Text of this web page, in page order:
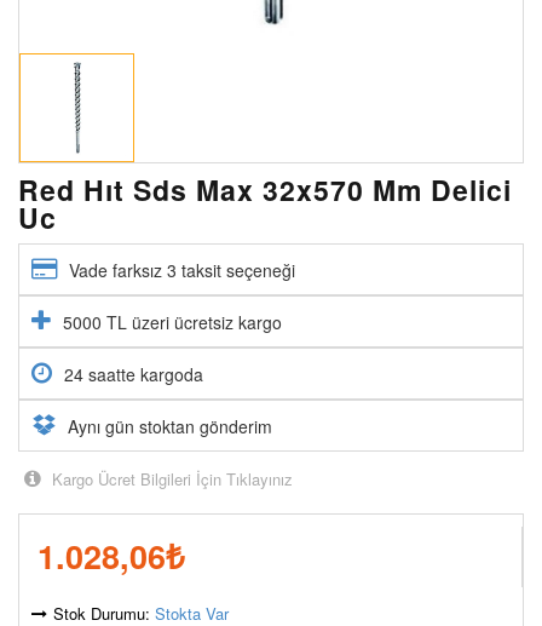
Red Hıt Sds Max 32x570 Mm Delici
Uc
Vade farksız 3 taksit seçeneği
5000 TL üzeri ücretsiz kargo
24 saatte kargoda
Aynı gün stoktan gönderim
Kargo Ücret Bilgileri İçin Tıklayınız
1.028,06₺
Stok Durumu: Stokta Var